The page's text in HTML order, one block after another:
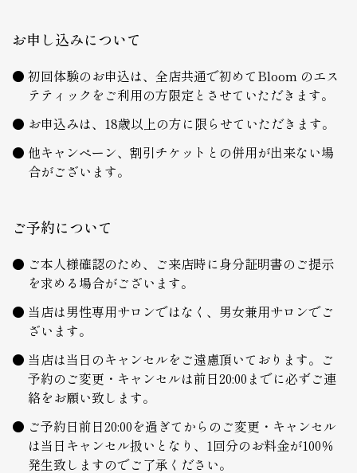
お申し込みについて
初回体験のお申込は、全店共通で初めてBloom のエス
テティックをご利用の方限定とさせていただきます。
お申込みは、18歳以上の方に限らせていただきます。
他キャンペーン、割引チケットとの併用が出来ない場
合がございます。
ご予約について
ご本人様確認のため、ご来店時に身分証明書のご提示
を求める場合がございます。
当店は男性専用サロンではなく、男女兼用サロンでご
ざいます。
当店は当日のキャンセルをご遠慮頂いております。ご
予約のご変更・キャンセルは前日20:00までに必ずご連
絡をお願い致します。
ご予約日前日20:00を過ぎてからのご変更・キャンセル
は当日キャンセル扱いとなり、1回分のお料金が100％
発生致しますのでご了承ください。